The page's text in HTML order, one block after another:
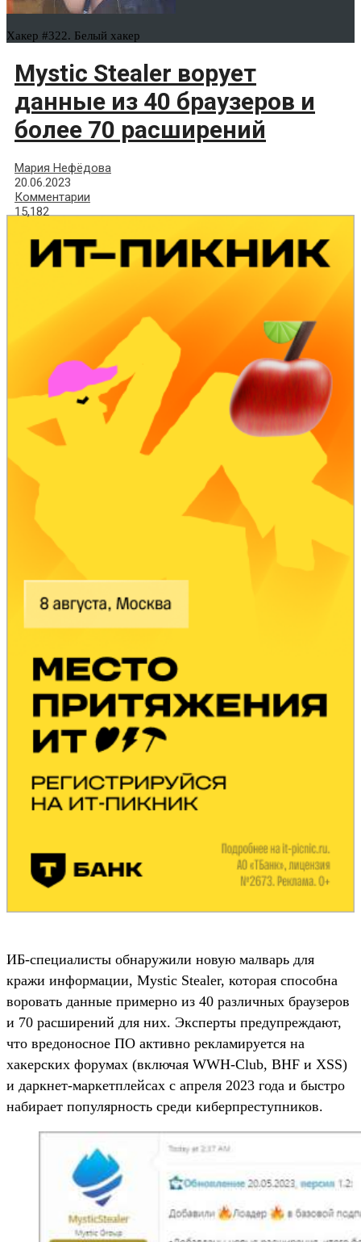
Хакер #322. Белый хакер
Mystic Stealer ворует
данные из 40 браузеров и
более 70 расширений
Мария Нефёдова
20.06.2023
Комментарии
15,182
ИБ-специалисты обнаружили новую малварь для
кражи информации, Mystic Stealer, которая способна
воровать данные примерно из 40 различных браузеров
и 70 расширений для них. Эксперты предупреждают,
что вредоносное ПО активно рекламируется на
хакерских форумах (включая WWH-Club, BHF и XSS)
и даркнет-маркетплейсах с апреля 2023 года и быстро
набирает популярность среди киберпреступников.